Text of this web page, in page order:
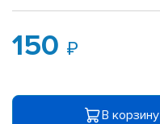
150
В корзину